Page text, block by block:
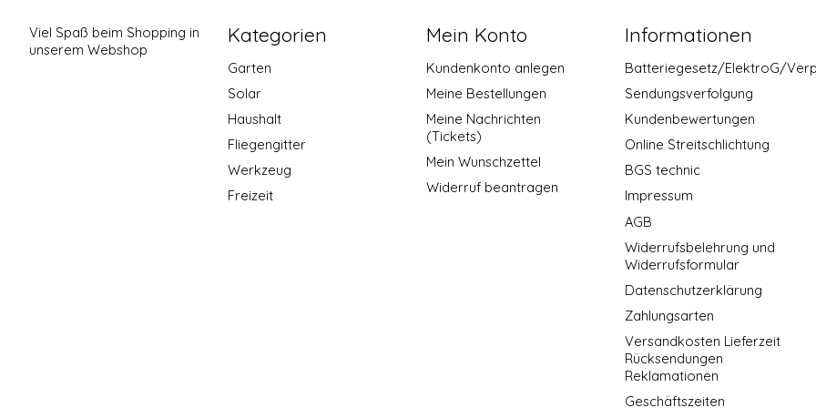
Viel Spaß beim Shopping in
unserem Webshop
Kategorien
Garten
Solar
Haushalt
Fliegengitter
Werkzeug
Freizeit
Mein Konto
Kundenkonto anlegen
Meine Bestellungen
Meine Nachrichten
(Tickets)
Mein Wunschzettel
Widerruf beantragen
Informationen
Batteriegesetz/ElektroG/
Sendungsverfolgung
Kundenbewertungen
Online Streitschlichtung
BGS technic
Impressum
AGB
Widerrufsbelehrung und
Widerrufsformular
Datenschutzerklärung
Zahlungsarten
Versandkosten Lieferzeit
Rücksendungen
Reklamationen
Geschäftszeiten